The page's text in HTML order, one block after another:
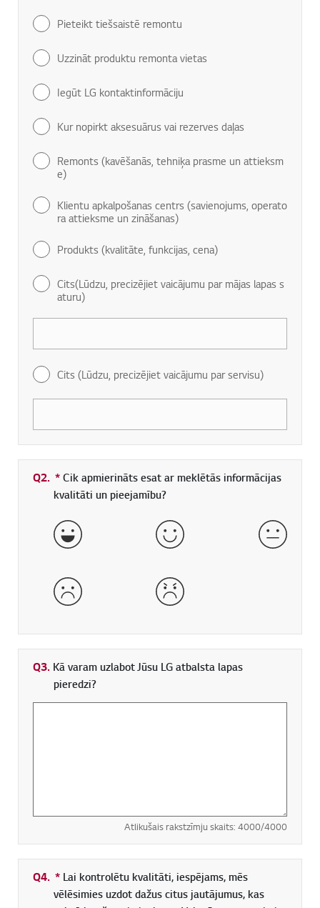
Pieteikt tiešsaistē remontu
Uzzināt produktu remonta vietas
Iegūt LG kontaktinformāciju
Kur nopirkt aksesuārus vai rezerves daļas
Remonts (kavēšanās, tehniķa prasme un attieksm
e)
Klientu apkalpošanas centrs (savienojums, operato
ra attieksme un zināšanas)
Produkts (kvalitāte, funkcijas, cena)
Cits(Lūdzu, precizējiet vaicājumu par mājas lapas s
aturu)
Cits (Lūdzu, precizējiet vaicājumu par servisu)
Q2. *Obligāti aizpildāms lauks
Cik apmierināts esat ar meklētās informācijas
kvalitāti un pieejamību?
ļoti labi labs normāls
slikts ļoti slikts
Q3. Kā varam uzlabot Jūsu LG atbalsta lapas
pieredzi?
Atlikušais rakstzīmju skaits: 4000/4000
Q4. * Obligāti aizpildāms lauks
Lai kontrolētu kvalitāti, iespējams, mēs
vēlēsimies uzdot dažus citus jautājumus, kas